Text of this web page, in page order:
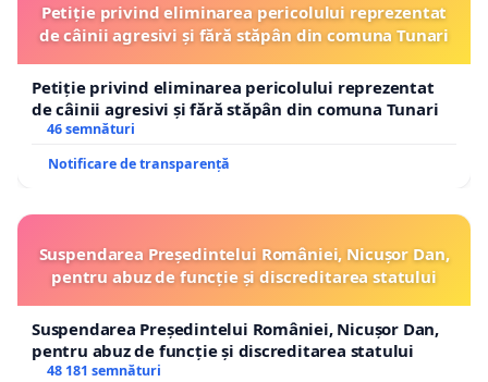
Petiție privind eliminarea pericolului reprezentat
de câinii agresivi și fără stăpân din comuna Tunari
Petiție privind eliminarea pericolului reprezentat
de câinii agresivi și fără stăpân din comuna Tunari
46 semnături
Notificare de transparență
Suspendarea Președintelui României, Nicușor Dan,
pentru abuz de funcție și discreditarea statului
Suspendarea Președintelui României, Nicușor Dan,
pentru abuz de funcție și discreditarea statului
48 181 semnături